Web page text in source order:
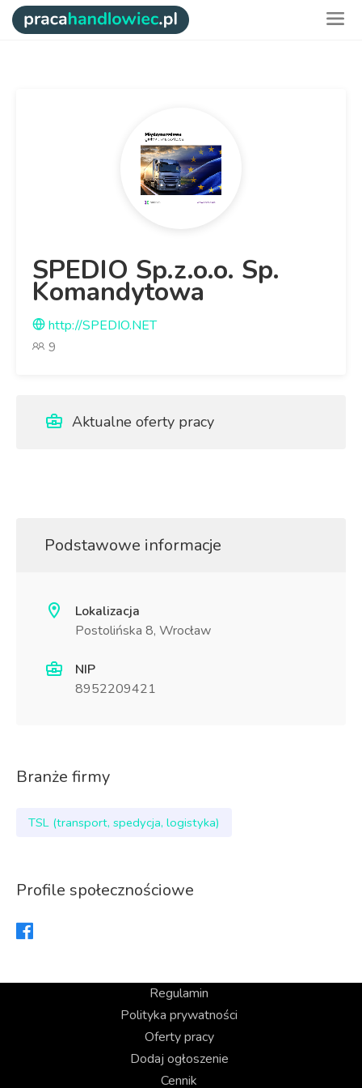
SPEDIO Sp.z.o.o. Sp.
Komandytowa
http://SPEDIO.NET
9
Aktualne oferty pracy
Podstawowe informacje
Lokalizacja
Postolińska 8, Wrocław
NIP
8952209421
Branże firmy
TSL (transport, spedycja, logistyka)
Profile społecznościowe
Regulamin
Polityka prywatności
Oferty pracy
Dodaj ogłoszenie
Cennik